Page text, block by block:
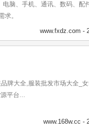
电脑、手机、通讯、数码、配
求。
www.fxdz.com -
牌大全,服装批发市场大全_
平台...
www.168w.cc -